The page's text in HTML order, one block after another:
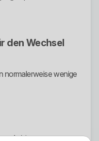
den Wechsel
normalerweise wenige
Anbieter